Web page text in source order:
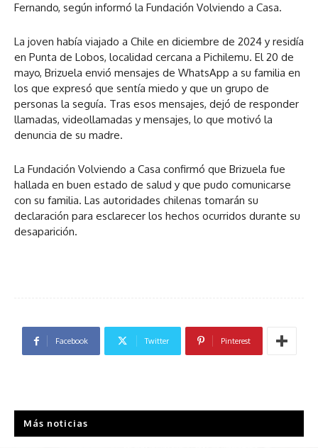
Fernando, según informó la Fundación Volviendo a Casa.
La joven había viajado a Chile en diciembre de 2024 y residía
en Punta de Lobos, localidad cercana a Pichilemu. El 20 de
mayo, Brizuela envió mensajes de WhatsApp a su familia en
los que expresó que sentía miedo y que un grupo de
personas la seguía. Tras esos mensajes, dejó de responder
llamadas, videollamadas y mensajes, lo que motivó la
denuncia de su madre.
La Fundación Volviendo a Casa confirmó que Brizuela fue
hallada en buen estado de salud y que pudo comunicarse
con su familia. Las autoridades chilenas tomarán su
declaración para esclarecer los hechos ocurridos durante su
desaparición.
Facebook Twitter Pinterest
Más noticias